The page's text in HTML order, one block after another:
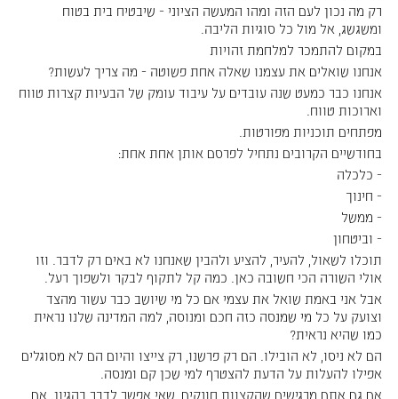
רק מה נכון לעם הזה ומהו המעשה הציוני - שיבטיח בית בטוח
ומשגשג, אל מול כל סוגיות הליבה.
במקום להתמכר למלחמת זהויות
אנחנו שואלים את עצמנו שאלה אחת פשוטה - מה צריך לעשות?
אנחנו כבר כמעט שנה עובדים על עיבוד עומק של הבעיות קצרות טווח
וארוכות טווח.
מפתחים תוכניות מפורטות.
בחודשיים הקרובים נתחיל לפרסם אותן אחת אחת:
- כלכלה
- חינוך
- ממשל
- וביטחון
תוכלו לשאול, להעיר, להציע ולהבין שאנחנו לא באים רק לדבר. וזו
אולי השורה הכי חשובה כאן. כמה קל לתקוף לבקר ולשפוך רעל.
אבל אני באמת שואל את עצמי אם כל מי שיושב כבר עשור מהצד
וצועק על כל מי שמנסה כזה חכם ומנוסה, למה המדינה שלנו נראית
כמו שהיא נראית?
הם לא ניסו, לא הובילו. הם רק פרשנו, רק צייצו והיום הם לא מסוגלים
אפילו להעלות על הדעת להצטרף למי שכן קם ומנסה.
אם גם אתם מרגישים שהקצוות חונקים, שאי אפשר לדבר בהגיון. אם